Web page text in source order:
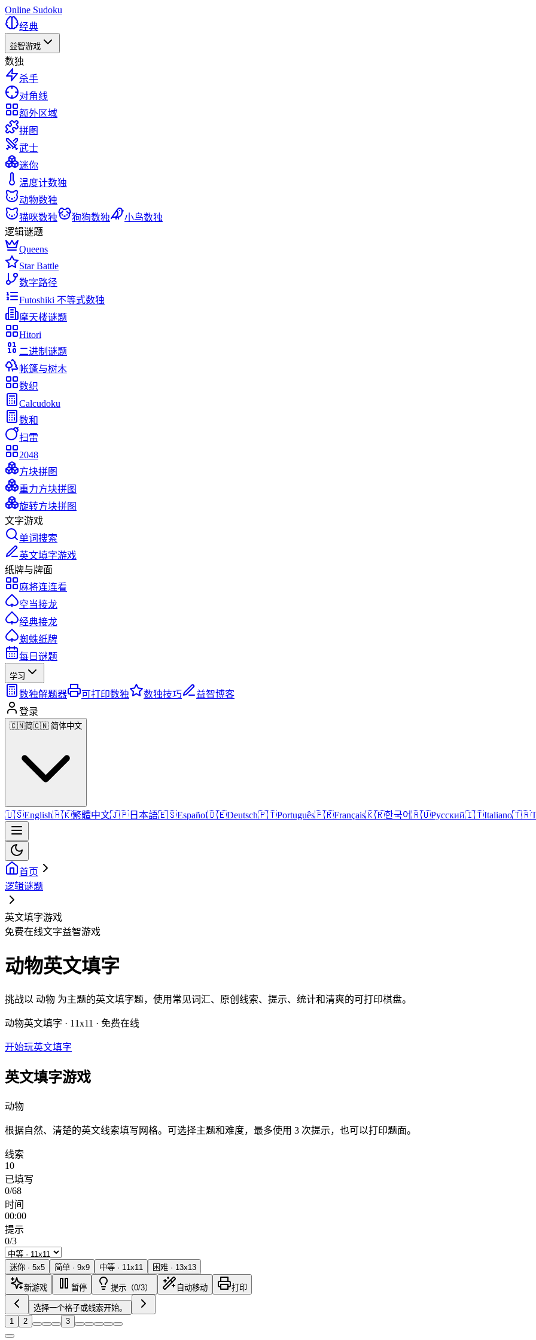
Online Sudoku
经典
益智游戏
数独
杀手
对角线
额外区域
拼图
武士
迷你
温度计数独
动物数独
猫咪数独
狗狗数独
小鸟数独
逻辑谜题
Queens
Star Battle
数字路径
Futoshiki 不等式数独
摩天楼谜题
Hitori
二进制谜题
帐篷与树木
数织
Calcudoku
数和
扫雷
2048
方块拼图
重力方块拼图
旋转方块拼图
文字游戏
单词搜索
英文填字游戏
纸牌与牌面
麻将连连看
空当接龙
经典接龙
蜘蛛纸牌
每日谜题
学习
数独解题器 可打印数独 数独技巧
益智博客
登录
🇨🇳简🇨🇳 简体中文
🇺🇸English🇭🇰繁體中文🇯🇵 日本語🇪🇸Español🇩🇪Deutsch🇵🇹Português🇫🇷Français🇰🇷한국어🇷🇺Русский🇮🇹Italiano🇹🇷
首页
逻辑谜题
英文填字游戏
免费在线文字益智游戏
动物英文填字
挑战以 动物 为主题的英文填字题，使用常见词汇、原创线索、提示、统计和清爽的可打印棋盘。
动物英文填字 · 11x11 · 免费在线
开始玩英文填字
英文填字游戏
动物
根据自然、清楚的英文线索填写网格。可选择主题和难度，最多使用 3 次提示，也可以打印题面。
线索
10
已填写
0/68
时间
00:00
提示
0/3
迷你 · 5x5 简单 · 9x9 中等 · 11x11 困难 · 13x13
新游戏 暂停 提示（0/3） 自动移动 打印
选择一个格子或线索开始。
1
2 3